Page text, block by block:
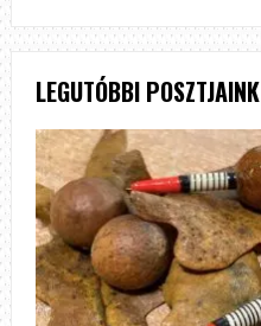
LEGUTÓBBI POSZTJAINK